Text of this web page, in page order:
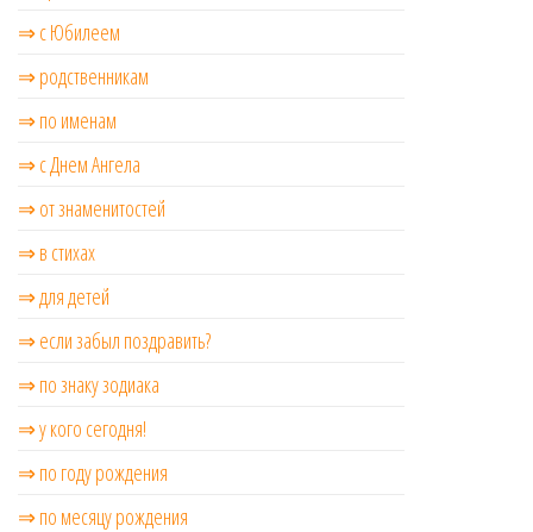
⇒ с Юбилеем
⇒ родственникам
⇒ по именам
⇒ с Днем Ангела
⇒ от знаменитостей
⇒ в стихах
⇒ для детей
⇒ если забыл поздравить?
⇒ по знаку зодиака
⇒ у кого сегодня!
⇒ по году рождения
⇒ по месяцу рождения